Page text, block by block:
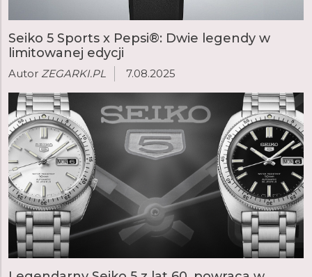
Seiko 5 Sports x Pepsi®: Dwie legendy w
limitowanej edycji
Autor ZEGARKI.PL 7.08.2025